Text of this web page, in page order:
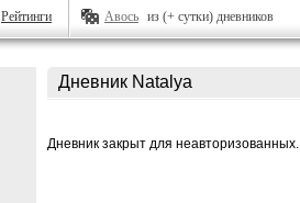
Рейтинги Авось из (+ сутки) дневников
Дневник Natalya
Дневник закрыт для неавторизованных.